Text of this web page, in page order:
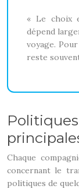
« Le choix
dépend
voyage.
reste
Chaque
concernant le
politiques de